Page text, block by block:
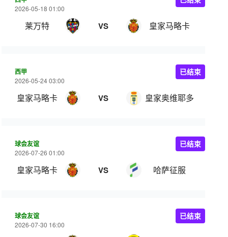
2026-05-18 01:00
莱万特 VS 皇家马略卡
西甲
2026-05-24 03:00
皇家马略卡 VS 皇家奥维耶多
已结束
球会友谊
2026-07-26 01:00
皇家马略卡 VS 哈萨征服
已结束
球会友谊
2026-07-30 16:00
已结束